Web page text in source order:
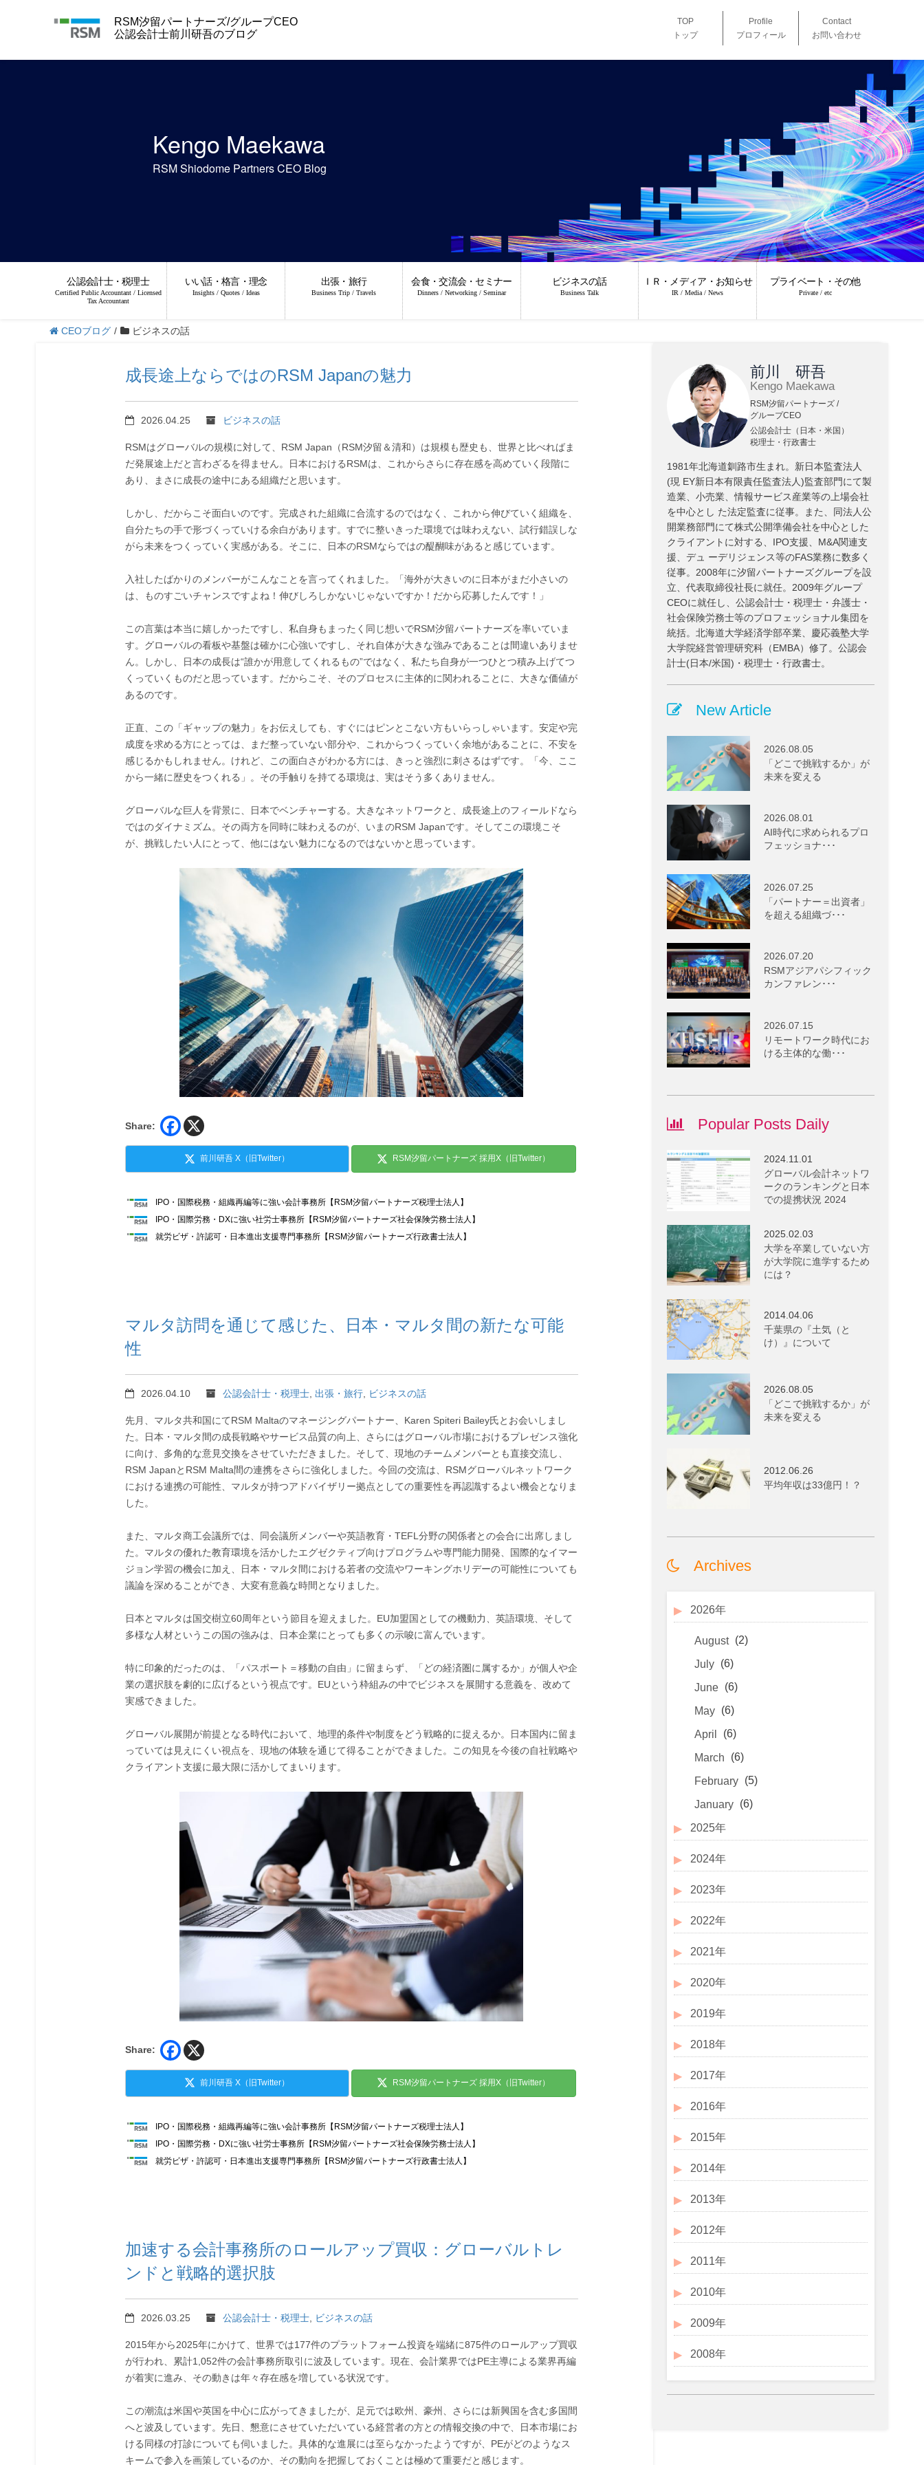
RSM汐留パートナーズ/グループCEO
公認会計士前川研吾のブログ
TOP
トップ
Profile
プロフィール
Contact
お問い合わせ
Kengo Maekawa
RSM Shiodome Partners CEO Blog
公認会計士・税理士
Certified Public Accountant / Licensed
Tax Accountant
いい話・格言・理念
Insights / Quotes / Ideas
出張・旅行
Business Trip / Travels
会食・交流会・セミナー
Dinners / Networking / Seminar
ビジネスの話
Business Talk
ＩＲ・メディア・お知らせ
IR / Media / News
プライベート・その他
Private / etc
CEOブログ / ビジネスの話
成長途上ならではのRSM Japanの魅力
2026.04.25 ビジネスの話
RSMはグローバルの規模に対して、RSM Japan（RSM汐留＆清和）は規模も歴史も、世界と比べればま
だ発展途上だと言わざるを得ません。日本におけるRSMは、これからさらに存在感を高めていく段階に
あり、まさに成長の途中にある組織だと思います。
しかし、だからこそ面白いのです。完成された組織に合流するのではなく、これから伸びていく組織を、
自分たちの手で形づくっていける余白があります。すでに整いきった環境では味わえない、試行錯誤しな
がら未来をつくっていく実感がある。そこに、日本のRSMならではの醍醐味があると感じています。
入社したばかりのメンバーがこんなことを言ってくれました。「海外が大きいのに日本がまだ小さいの
は、ものすごいチャンスですよね！伸びしろしかないじゃないですか！だから応募したんです！」
この言葉は本当に嬉しかったですし、私自身もまったく同じ想いでRSM汐留パートナーズを率いていま
す。グローバルの看板や基盤は確かに心強いですし、それ自体が大きな強みであることは間違いありませ
ん。しかし、日本の成長は“誰かが用意してくれるもの”ではなく、私たち自身が一つひとつ積み上げてつ
くっていくものだと思っています。だからこそ、そのプロセスに主体的に関われることに、大きな価値が
あるのです。
正直、この「ギャップの魅力」をお伝えしても、すぐにはピンとこない方もいらっしゃいます。安定や完
成度を求める方にとっては、まだ整っていない部分や、これからつくっていく余地があることに、不安を
感じるかもしれません。けれど、この面白さがわかる方には、きっと強烈に刺さるはずです。「今、ここ
から一緒に歴史をつくれる」。その手触りを持てる環境は、実はそう多くありません。
グローバルな巨人を背景に、日本でベンチャーする。大きなネットワークと、成長途上のフィールドなら
ではのダイナミズム。その両方を同時に味わえるのが、いまのRSM Japanです。そしてこの環境こそ
が、挑戦したい人にとって、他にはない魅力になるのではないかと思っています。
Share:
前川研吾 X（旧Twitter） RSM汐留パートナーズ 採用X（旧Twitter）
IPO・国際税務・組織再編等に強い会計事務所【RSM汐留パートナーズ税理士法人】
IPO・国際労務・DXに強い社労士事務所【RSM汐留パートナーズ社会保険労務士法人】
就労ビザ・許認可・日本進出支援専門事務所【RSM汐留パートナーズ行政書士法人】
マルタ訪問を通じて感じた、日本・マルタ間の新たな可能
性
2026.04.10 公認会計士・税理士, 出張・旅行, ビジネスの話
先月、マルタ共和国にてRSM Maltaのマネージングパートナー、Karen Spiteri Bailey氏とお会いしまし
た。日本・マルタ間の成長戦略やサービス品質の向上、さらにはグローバル市場におけるプレゼンス強化
に向け、多角的な意見交換をさせていただきました。そして、現地のチームメンバーとも直接交流し、
RSM JapanとRSM Malta間の連携をさらに強化しました。今回の交流は、RSMグローバルネットワーク
における連携の可能性、マルタが持つアドバイザリー拠点としての重要性を再認識するよい機会となりま
した。
また、マルタ商工会議所では、同会議所メンバーや英語教育・TEFL分野の関係者との会合に出席しまし
た。マルタの優れた教育環境を活かしたエグゼクティブ向けプログラムや専門能力開発、国際的なイマー
ジョン学習の機会に加え、日本・マルタ間における若者の交流やワーキングホリデーの可能性についても
議論を深めることができ、大変有意義な時間となりました。
日本とマルタは国交樹立60周年という節目を迎えました。EU加盟国としての機動力、英語環境、そして
多様な人材というこの国の強みは、日本企業にとっても多くの示唆に富んでいます。
特に印象的だったのは、「パスポート＝移動の自由」に留まらず、「どの経済圏に属するか」が個人や企
業の選択肢を劇的に広げるという視点です。EUという枠組みの中でビジネスを展開する意義を、改めて
実感できました。
グローバル展開が前提となる時代において、地理的条件や制度をどう戦略的に捉えるか。日本国内に留ま
っていては見えにくい視点を、現地の体験を通じて得ることができました。この知見を今後の自社戦略や
クライアント支援に最大限に活かしてまいります。
Share:
前川研吾 X（旧Twitter） RSM汐留パートナーズ 採用X（旧Twitter）
IPO・国際税務・組織再編等に強い会計事務所【RSM汐留パートナーズ税理士法人】
IPO・国際労務・DXに強い社労士事務所【RSM汐留パートナーズ社会保険労務士法人】
就労ビザ・許認可・日本進出支援専門事務所【RSM汐留パートナーズ行政書士法人】
加速する会計事務所のロールアップ買収：グローバルトレ
ンドと戦略的選択肢
2026.03.25 公認会計士・税理士 ビジネスの話
2015年から2025年にかけて、世界では177件のプラットフォーム投資を端緒に875件のロールアップ買収
が行われ、累計1,052件の会計事務所取引に波及しています。現在、会計業界ではPE主導による業界再編
が着実に進み、その動きは年々存在感を増している状況です。
この潮流は米国や英国を中心に広がってきましたが、足元では欧州、豪州、さらには新興国を含む多国間
へと波及しています。先日、懇意にさせていただいている経営者の方との情報交換の中で、日本市場にお
ける同様の打診についても伺いました。具体的な進展には至らなかったようですが、PEがどのようなス
キームで参入を画策しているのか、その動向を把握しておくことは極めて重要だと感じます。
前川 研吾
Kengo Maekawa
RSM汐留パートナーズ /
グループCEO
公認会計士（日本・米国）
税理士・行政書士
1981年北海道釧路市生まれ。新日本監査法人
(現 EY新日本有限責任監査法人)監査部門にて製
造業、小売業、情報サービス産業等の上場会社
を中心とし た法定監査に従事。また、同法人公
開業務部門にて株式公開準備会社を中心とした
クライアントに対する、IPO支援、M&A関連支
援、デュ ーデリジェンス等のFAS業務に数多く
従事。2008年に汐留パートナーズグループを設
立、代表取締役社長に就任。2009年グループ
CEOに就任し、公認会計士・税理士・弁護士・
社会保険労務士等のプロフェッショナル集団を
統括。北海道大学経済学部卒業、慶応義塾大学
大学院経営管理研究科（EMBA）修了。公認会
計士(日本/米国)・税理士・行政書士。
New Article
2026.08.05
「どこで挑戦するか」が
未来を変える
2026.08.01
AI時代に求められるプロ
フェッショナ･･･
2026.07.25
「パートナー＝出資者」
を超える組織づ･･･
2026.07.20
RSMアジアパシフィック
カンファレン･･･
2026.07.15
リモートワーク時代にお
ける主体的な働･･･
Popular Posts Daily
2024.11.01
グローバル会計ネットワ
ークのランキングと日本
での提携状況 2024
2025.02.03
大学を卒業していない方
が大学院に進学するため
には？
2014.04.06
千葉県の『土気（と
け）』について
2026.08.05
「どこで挑戦するか」が
未来を変える
2012.06.26
平均年収は33億円！？
Archives
2026年
August (2)
July (6)
June (6)
May (6)
April (6)
March (6)
February (5)
January (6)
2025年
2024年
2023年
2022年
2021年
2020年
2019年
2018年
2017年
2016年
2015年
2014年
2013年
2012年
2011年
2010年
2009年
2008年